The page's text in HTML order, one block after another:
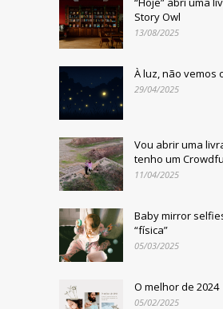
Story Owl
13/08/2025
À luz, não vemos
29/04/2025
Vou abrir uma
tenho um
11/04/2025
Baby mirror
“física”
05/03/2025
O melhor de 2024
05/02/2025